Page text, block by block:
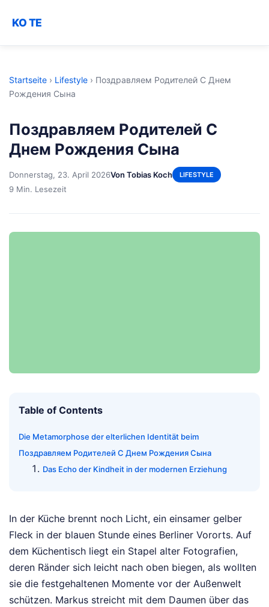
KO TE
Startseite › Lifestyle › Поздравляем Родителей С Днем
Рождения Сына
Поздравляем Родителей С
Днем Рождения Сына
Donnerstag, 23. April 2026Von Tobias Koch LIFESTYLE
9 Min. Lesezeit
Table of Contents
Die Metamorphose der elterlichen Identität beim
Поздравляем Родителей С Днем Рождения Сына
Das Echo der Kindheit in der modernen Erziehung
In der Küche brennt noch Licht, ein einsamer gelber
Fleck in der blauen Stunde eines Berliner Vororts. Auf
dem Küchentisch liegt ein Stapel alter Fotografien,
deren Ränder sich leicht nach oben biegen, als wollten
sie die festgehaltenen Momente vor der Außenwelt
schützen. Markus streicht mit dem Daumen über das